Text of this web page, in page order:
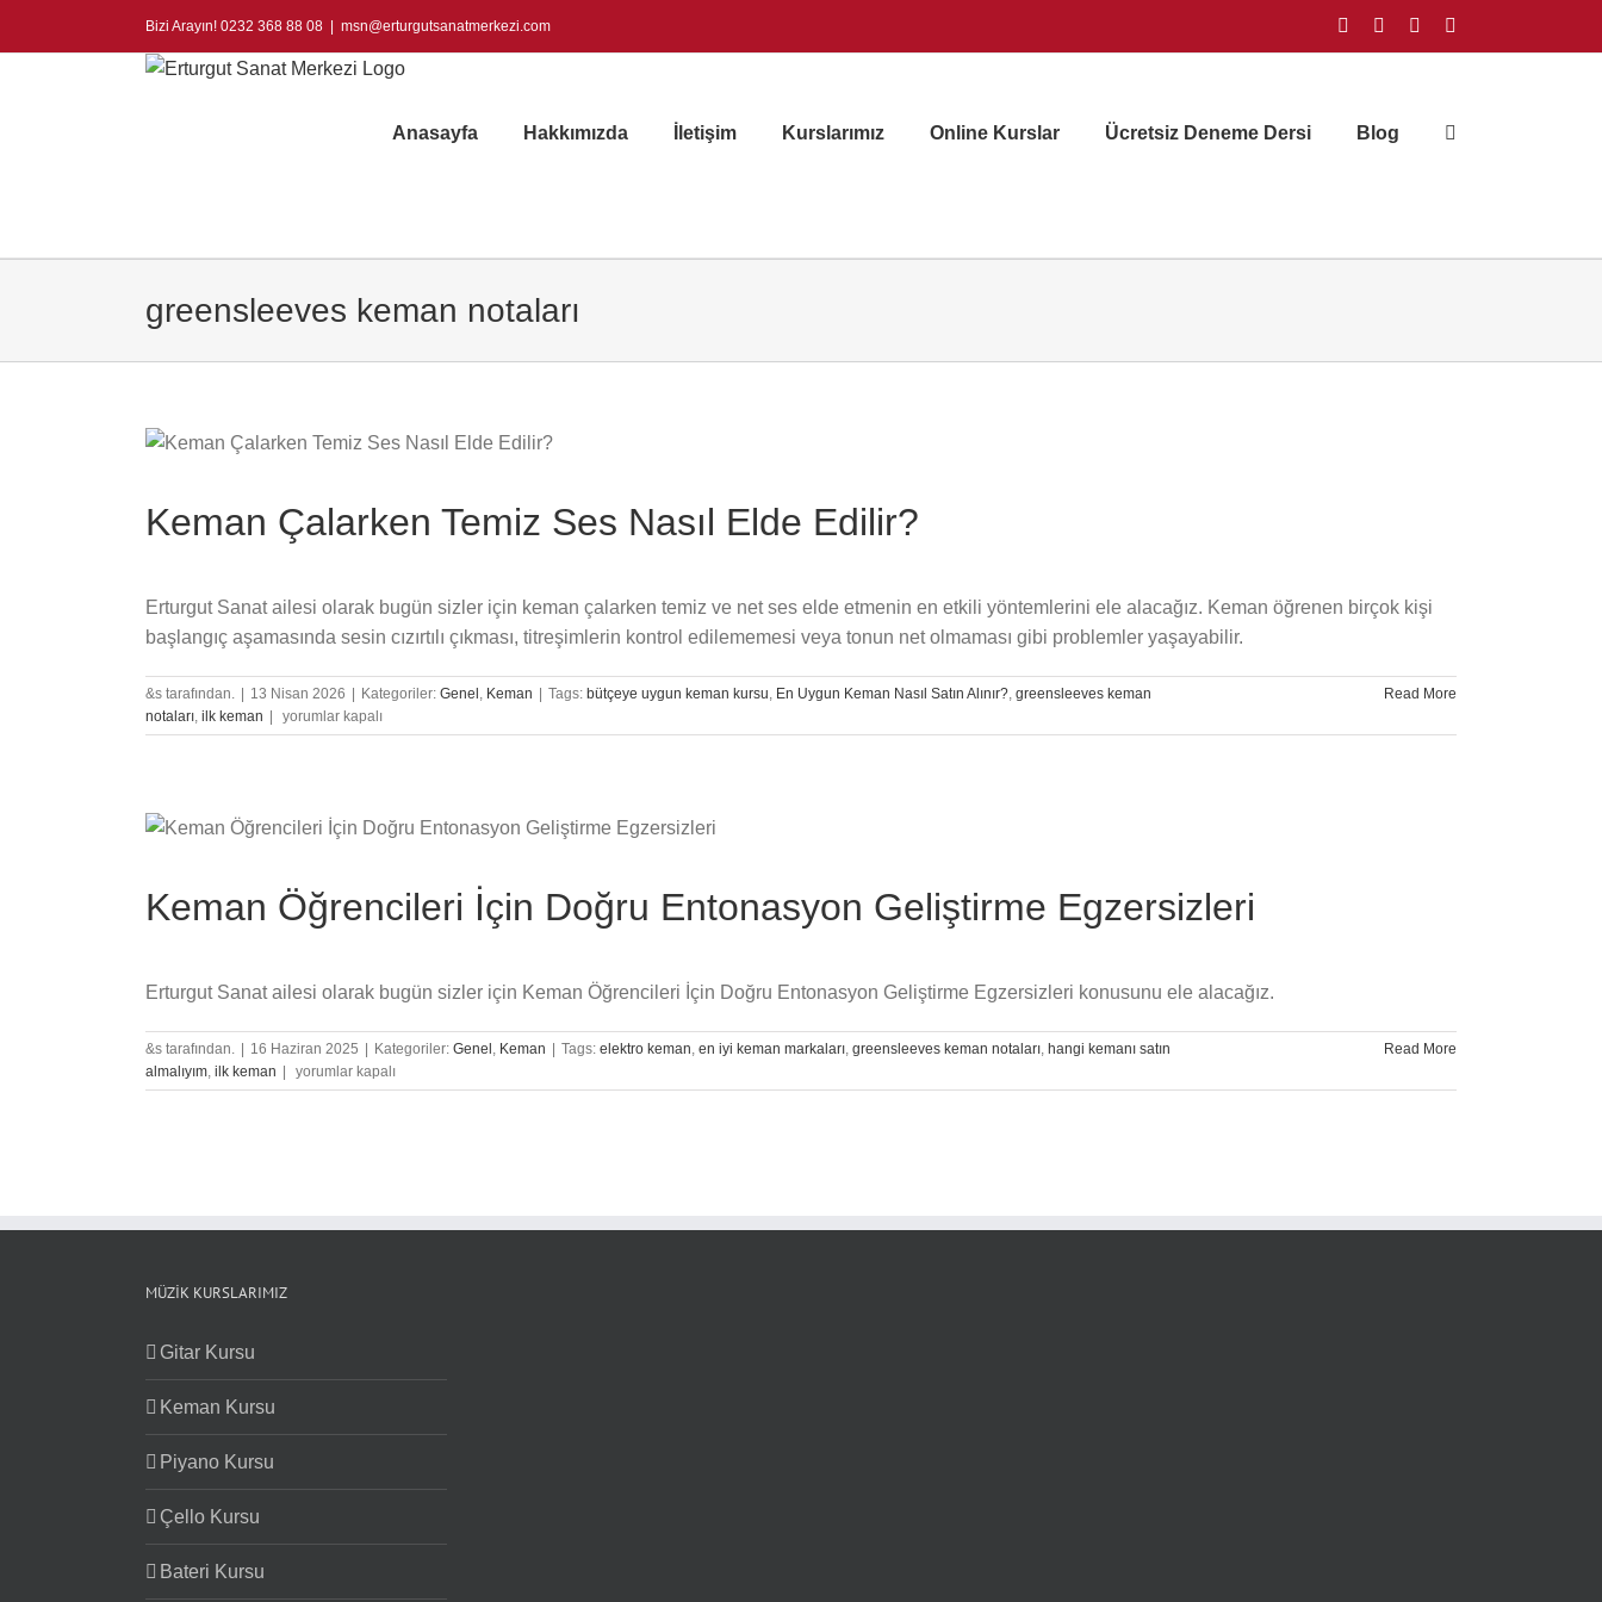
Bizi Arayın! 0232 368 88 08 msn@erturgutsanatmerkezi.com FacebookInstagram
Anasayfa Hakkımızda İletişim Kurslarımız Online Kurslar Ücretsiz Deneme Dersi Blog
greensleeves keman notaları
Keman Çalarken Temiz Ses Nasıl Elde Edilir?
Erturgut Sanat ailesi olarak bugün sizler için keman çalarken temiz ve net ses elde etmenin en etkili yöntemlerini ele alacağız. Keman öğrenen birçok kişi
başlangıç aşamasında sesin cızırtılı çıkması, titreşimlerin kontrol edilememesi veya tonun net olmaması gibi problemler yaşayabilir.
&s tarafından. 13 Nisan 2026 Kategoriler: Genel , Keman Tags: bütçeye uygun keman kursu, En Uygun Keman Nasıl Satın Alınır?, greensleeves keman
notaları, ilk keman
Keman
Çalarken
Elde
yorumlar kapalı
Read More
Keman Öğrencileri İçin Doğru Entonasyon Geliştirme Egzersizleri
Erturgut Sanat ailesi olarak bugün sizler için Keman Öğrencileri İçin Doğru Entonasyon Geliştirme Egzersizleri konusunu ele alacağız.
&s tarafından. 16 Haziran 2025 Kategoriler: Genel , Keman Tags: elektro keman, en iyi keman markaları, greensleeves keman notaları, hangi kemanı satın
almalıyım, ilk keman
Keman
Öğrencileri
için
yorumlar kapalı
Read More
MÜZIK KURSLARIMIZ
Gitar Kursu
Keman Kursu
Piyano Kursu
Çello Kursu
Bateri Kursu